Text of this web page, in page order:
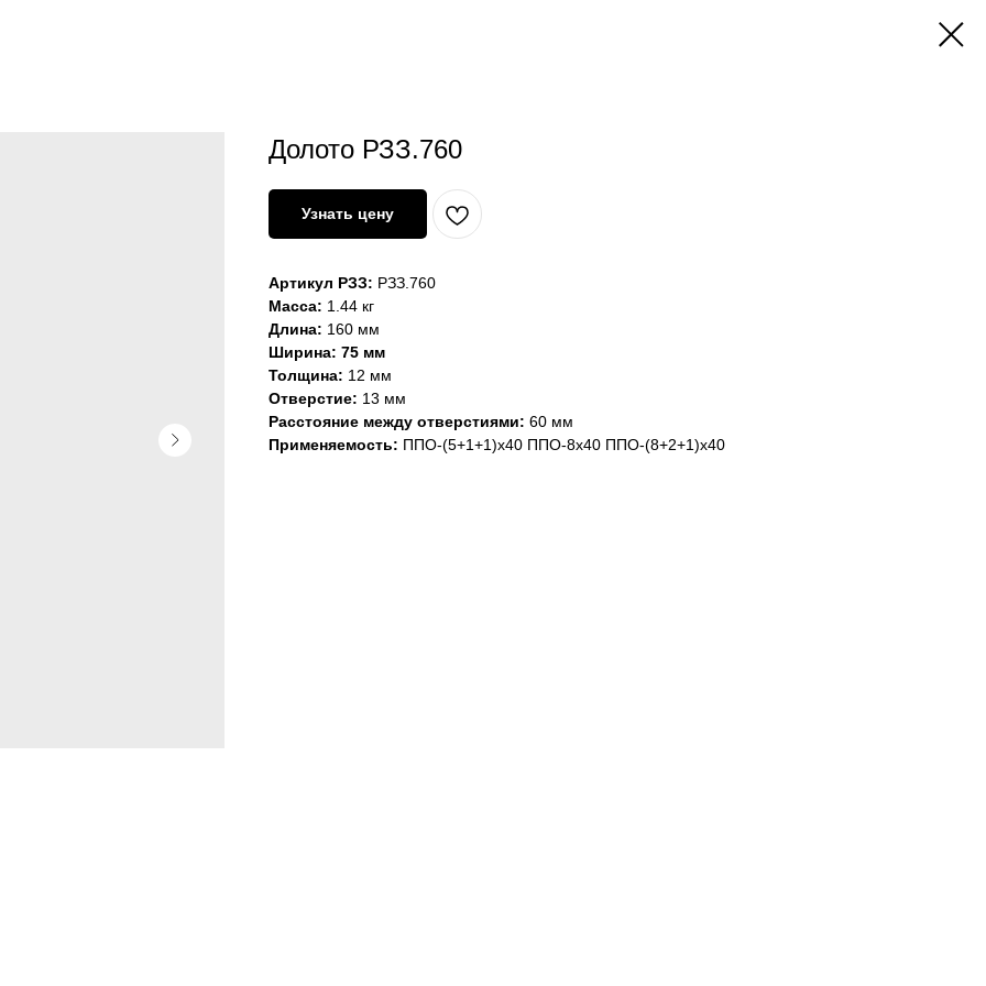
Долото РЗЗ.760
Узнать цену
Артикул РЗЗ: РЗЗ.760
Масса: 1.44 кг
Длина: 160 мм
Ширина: 75 мм
Толщина: 12 мм
Отверстие: 13 мм
Расстояние между отверстиями: 60 мм
Применяемость: ППО-(5+1+1)х40 ППО-8х40 ППО-(8+2+1)х40